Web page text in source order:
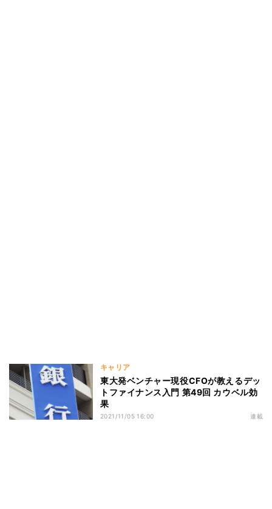
キャリア
東大発ベンチャー現役CFOが教えるデッ
トファイナンス入門 第49回 カウベル効
果
2021/11/05 16:00 連載